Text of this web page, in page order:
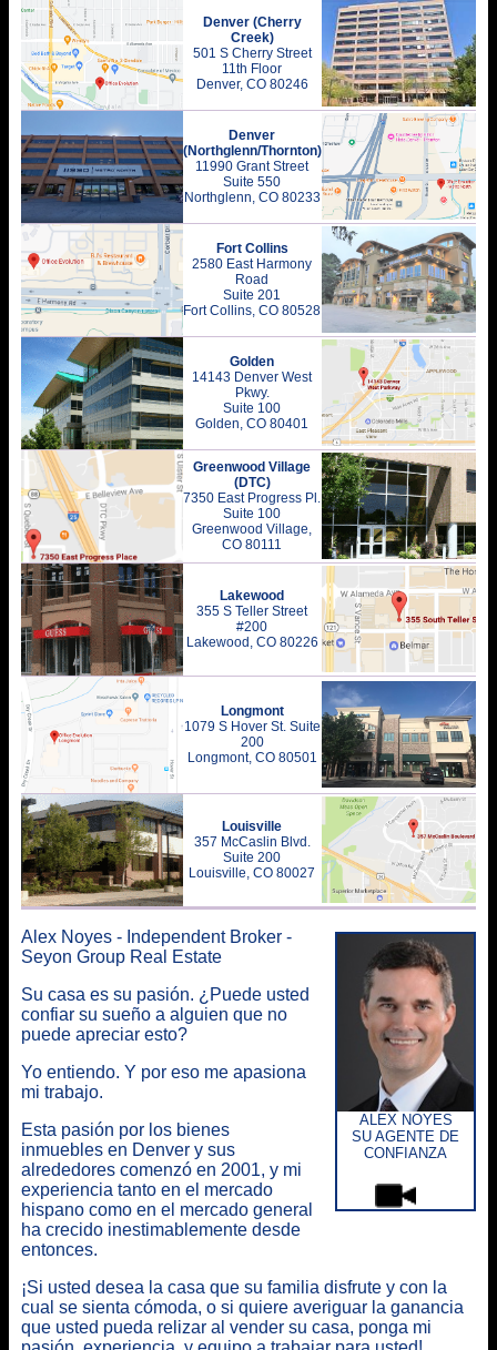
Denver (Cherry
Creek)
501 S Cherry Street
11th Floor
Denver, CO 80246
Denver
(Northglenn/Thornton)
11990 Grant Street
Suite 550
Northglenn, CO 80233
Fort Collins
2580 East Harmony
Road
Suite 201
Fort Collins, CO 80528
Golden
14143 Denver West
Pkwy.
Suite 100
Golden, CO 80401
Greenwood Village
(DTC)
7350 East Progress Pl.
Suite 100
Greenwood Village,
CO 80111
Lakewood
355 S Teller Street
#200
Lakewood, CO 80226
Longmont
1079 S Hover St. Suite
200
Longmont, CO 80501
Louisville
357 McCaslin Blvd.
Suite 200
Louisville, CO 80027
ALEX NOYES
SU AGENTE DE
CONFIANZA
Alex Noyes- Independent Broker-
Seyon Group Real Estate
Su casa es su pasión. ¿Puede usted
confiar su sueño a alguien que no
puede apreciar esto?
Yo entiendo. Y por eso me apasiona
mi trabajo.
Esta pasión por los bienes
inmuebles en Denver y sus
alrededores comenzó en 2001, y mi
experiencia tanto en el mercado
hispano como en el mercado general
ha crecido inestimablemente desde
entonces.
¡Si usted desea la casa que su familia disfrute y con la
cual se sienta cómoda, o si quiere averiguar la ganancia
que usted pueda relizar al vender su casa, ponga mi